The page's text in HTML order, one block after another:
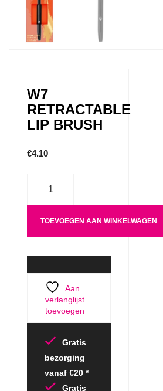
W7
RETRACTABLE
LIP BRUSH
€4.10
TOEVOEGEN AAN WINKELWAGEN
Aan
verlanglijst
toevoegen
Gratis
bezorging
vanaf €20 *
Gratis